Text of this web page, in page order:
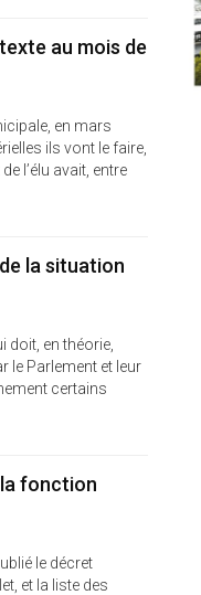
au mois de
en mars
ils vont le faire,
l’élu avait, entre
la situation
doit, en théorie,
le Parlement et leur
certains
fonction
le décret
et la liste des